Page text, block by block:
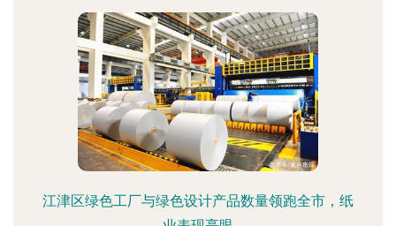
江津区绿色工厂与绿色设计产品数量领跑全市，纸